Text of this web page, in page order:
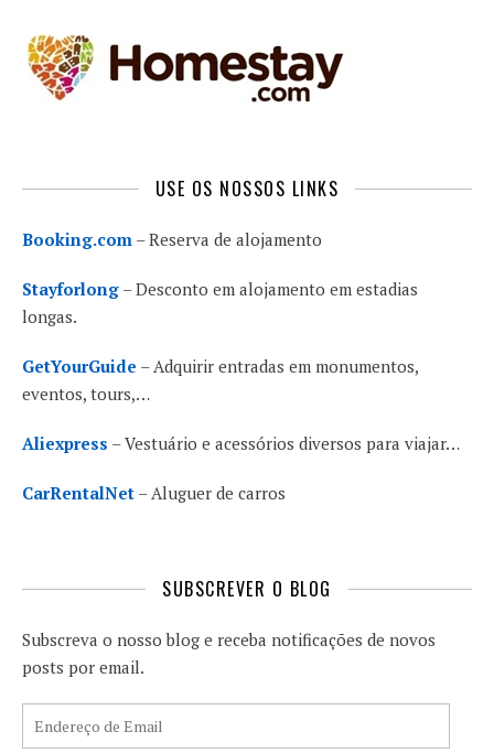
USE OS NOSSOS LINKS
Booking.com – Reserva de alojamento
Stayforlong – Desconto em alojamento em estadias
longas.
GetYourGuide – Adquirir entradas em monumentos,
eventos, tours,…
Aliexpress – Vestuário e acessórios diversos para viajar…
CarRentalNet – Aluguer de carros
SUBSCREVER O BLOG
Subscreva o nosso blog e receba notificações de novos
posts por email.
Endereço de Email